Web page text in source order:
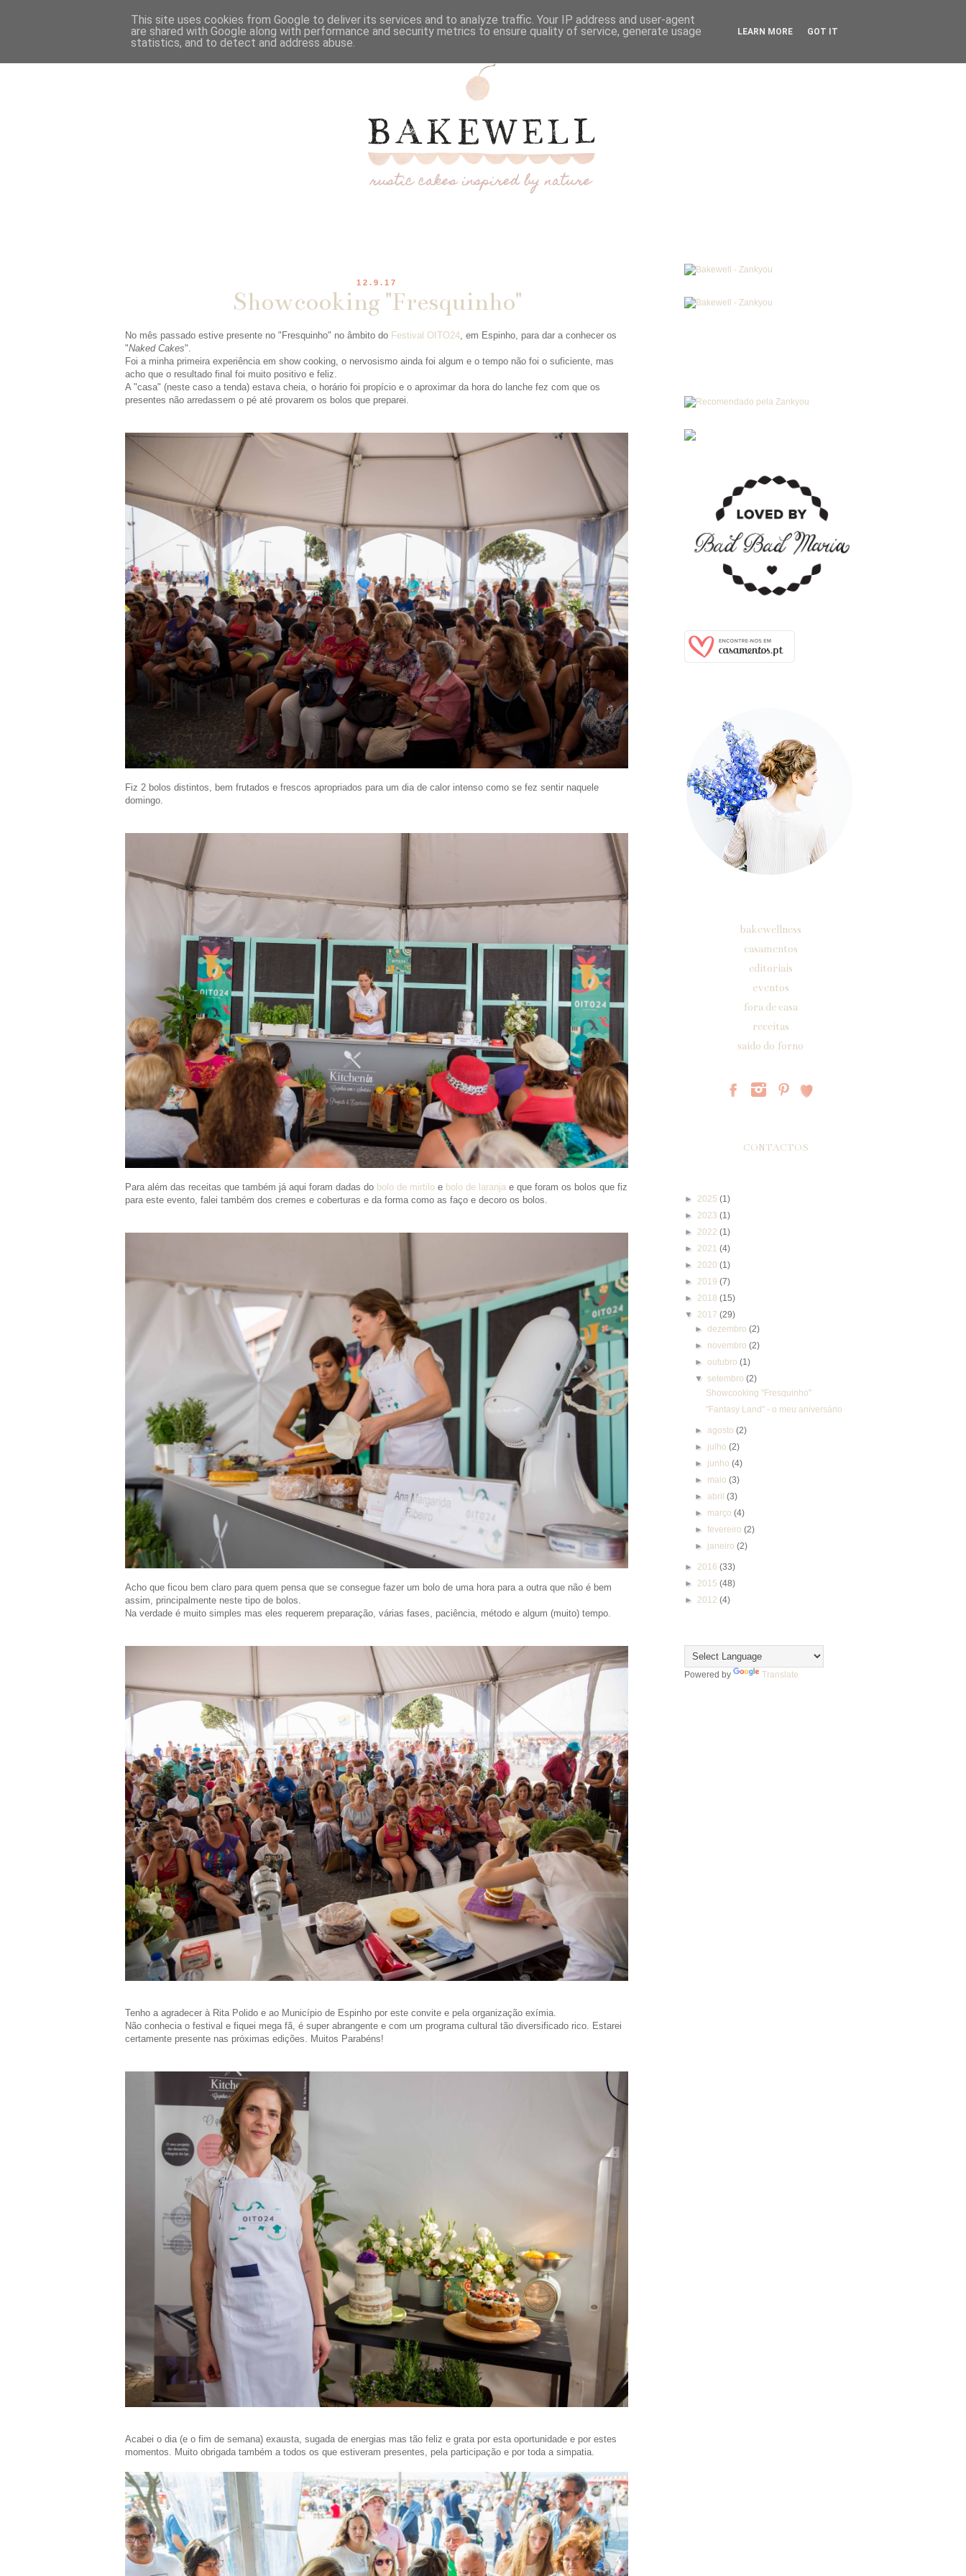
12.9.17
Showcooking "Fresquinho"
No mês passado estive presente no "Fresquinho" no âmbito do Festival OITO24, em Espinho, para dar a conhecer os
"Naked Cakes".
Foi a minha primeira experiência em show cooking, o nervosismo ainda foi algum e o tempo não foi o suficiente, mas
acho que o resultado final foi muito positivo e feliz.
A "casa" (neste caso a tenda) estava cheia, o horário foi propício e o aproximar da hora do lanche fez com que os
presentes não arredassem o pé até provarem os bolos que preparei.
Fiz 2 bolos distintos, bem frutados e frescos apropriados para um dia de calor intenso como se fez sentir naquele
domingo.
Para além das receitas que também já aqui foram dadas do bolo de mirtilo e bolo de laranja e que foram os bolos que fiz
para este evento, falei também dos cremes e coberturas e da forma como as faço e decoro os bolos.
Acho que ficou bem claro para quem pensa que se consegue fazer um bolo de uma hora para a outra que não é bem
assim, principalmente neste tipo de bolos.
Na verdade é muito simples mas eles requerem preparação, várias fases, paciência, método e algum (muito) tempo.
Tenho a agradecer à Rita Polido e ao Município de Espinho por este convite e pela organização exímia.
Não conhecia o festival e fiquei mega fã, é super abrangente e com um programa cultural tão diversificado rico. Estarei
certamente presente nas próximas edições. Muitos Parabéns!
Acabei o dia (e o fim de semana) exausta, sugada de energias mas tão feliz e grata por esta oportunidade e por estes
momentos. Muito obrigada também a todos os que estiveram presentes, pela participação e por toda a simpatia.
bakewellness
casamentos
editoriais
eventos
fora de casa
receitas
saído do forno
CONTACTOS
► 2025 (1)
► 2023 (1)
► 2022 (1)
► 2021 (4)
► 2020 (1)
► 2019 (7)
► 2018 (15)
▼ 2017 (29)
►dezembro(2)
► novembro(2)
►outubro(1)
▼setembro(2)
Showcooking "Fresquinho"
"Fantasy Land" - o meu aniversário
►agosto(2)
► julho(2)
► junho(4)
► maio(3)
►abril(3)
► março(4)
►fevereiro(2)
► janeiro(2)
► 2016 (33)
► 2015 (48)
► 2012 (4)
Powered by Translate
This site uses cookies from Google to deliver its services and to analyze traffic. Your IP address and user-agent
are shared with Google along with performance and security metrics to ensure quality of service, generate usage
statistics, and to detect and address abuse.
LEARN MORE GOT IT